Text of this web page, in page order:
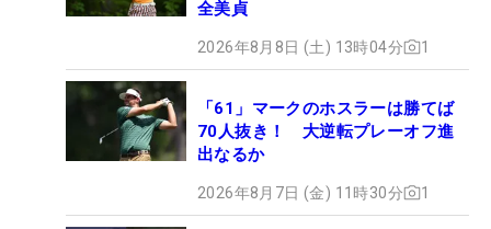
全美貞
2026年8月8日 (土) 13時04分 1
「61」マークのホスラーは勝てば
70人抜き！ 大逆転プレーオフ進
出なるか
2026年8月7日 (金) 11時30分 1